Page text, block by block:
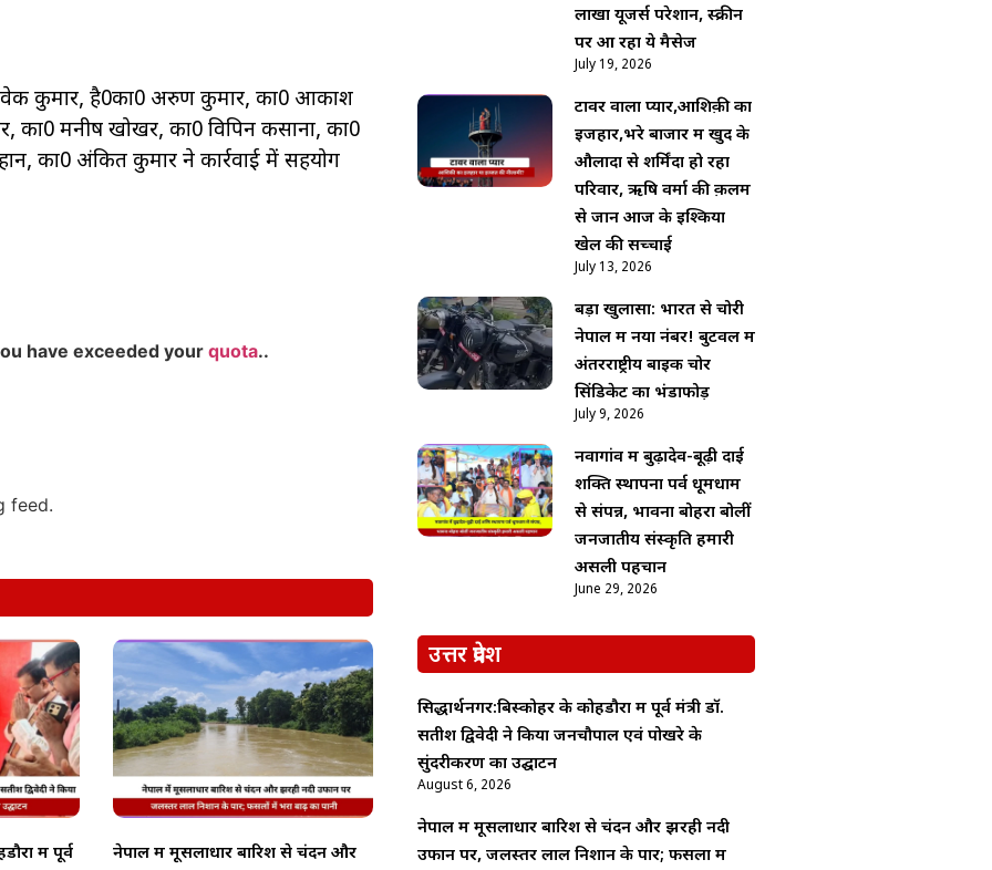
विवेक कुमार, है0का0 अरुण कुमार, का0 आकाश
का0 मनीष खोखर, का0 विपिन कसाना, का0
का0 अंकित कुमार ने कार्रवाई में सहयोग
have exceeded your quota..
feed.
में पूर्व
नेपाल में मूसलाधार बारिश से चंदन और
लाखों यूजर्स परेशान, स्क्रीन
पर आ रहा ये मैसेज
July 19, 2026
टावर वाला प्यार,आशिक़ी का
इजहार,भरे बाजार में खुद के
औलादों से शर्मिंदा हो रहा
परिवार, ऋषि वर्मा की क़लम
से जानें आज के इश्किया
खेल की सच्चाई
July 13, 2026
बड़ा खुलासा: भारत से चोरी
नेपाल में नया नंबर! बुटवल में
अंतरराष्ट्रीय बाइक चोर
सिंडिकेट का भंडाफोड़
July 9, 2026
नवागांव में बुढ़ादेव-बूढ़ी दाई
शक्ति स्थापना पर्व धूमधाम
से संपन्न, भावना बोहरा बोलीं
जनजातीय संस्कृति हमारी
असली पहचान
June 29, 2026
उत्तर प्रदेश
सिद्धार्थनगर:बिस्कोहर के कोहडौरा में पूर्व मंत्री डॉ.
सतीश द्विवेदी ने किया जनचौपाल एवं पोखरे के
सुंदरीकरण का उद्घाटन
August 6, 2026
नेपाल में मूसलाधार बारिश से चंदन और झरही नदी
उफान पर, जलस्तर लाल निशान के पार; फसलों में